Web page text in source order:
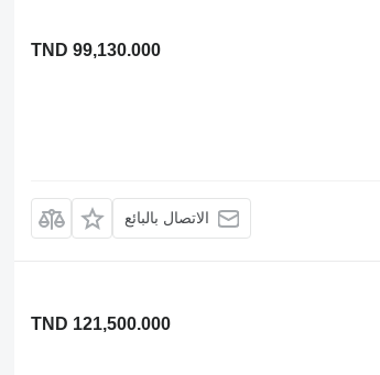
TND 99,130.000
الاتصال بالبائع
TND 121,500.000